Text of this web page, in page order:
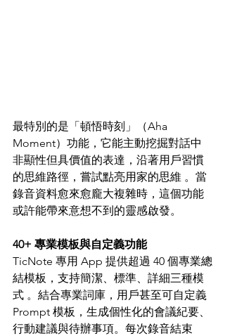
最特別的是「頓悟時刻」（Aha
Moment）功能，它能主動挖掘對話中
非顯性但具價值的表達，沿著用戶習慣
的思維路徑，嘗試點亮用家的思維 。當
錄音資料愈來愈龐大複雜時，這個功能
或許能帶來意想不到的靈感啟發。
40+ 專業模板與自定義功能
TicNote 專用 App 提供超過 40 個專業總
結模板，支持簡潔、標準、詳細三種模
式 。結合專業詞庫，用戶甚至可自定義
Prompt 模板，生成個性化的會議紀要、
行動建議與待辦事項。每次錄音結束